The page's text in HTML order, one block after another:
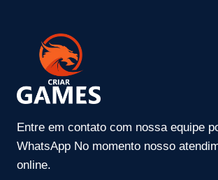
Entre em contato com nossa equipe
WhatsApp No momento nosso
online.